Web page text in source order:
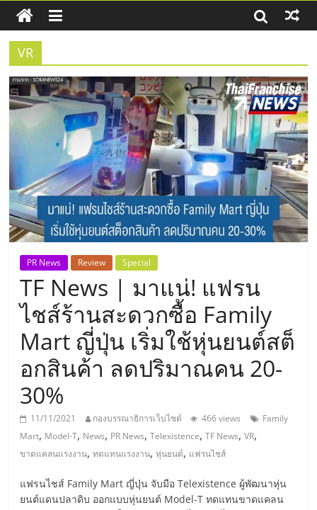
ธุรกิจ
SME
แห่ง
ประเทศไทย,
ThaiSMEsCenter,
รวม
ธุรกิจ
เอ
ส
เอ็
มอี
ไทย,
SMEs,
VR
PR News Review Special
TF News | มาแน่! แฟรน
ไชส์ร้านสะดวกซื้อ Family
Mart ญี่ปุ่น เริ่มใช้หุ่นยนต์สต็
อกสินค้า ลดปริมาณคน 20-
30%
11/11/2021 กองบรรณาธิการเว็บไซต์ 466 views
Family
Mart, Model-T, News, PR News,Telexistence,TF News,VR,
ขาดแคลนแรงงาน,ทดแทนแรงงาน,หุ่นยนต์, แฟรนไชส์
แฟรนไชส์ Family Mart ญี่ปุ่น จับมือ Telexistence ผู้พัฒนาหุ่น
ยนต์แดนปลาดิบ ออกแบบหุ่นยนต์ Model-T ทดแทนขาดแคลน